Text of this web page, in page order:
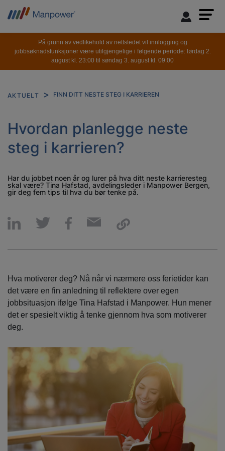
På grunn av vedlikehold av nettstedet vil innlogging og
jobbsøknadsfunksjoner være utilgjengelige i følgende periode: lørdag 2.
august kl. 23:00 til søndag 3. august kl. 09:00
AKTUELT FINN DITT NESTE STEG I KARRIEREN
Hvordan planlegge neste
steg i karrieren?
Har du jobbet noen år og lurer på hva ditt neste karrieresteg
skal være? Tina Hafstad, avdelingsleder i Manpower Bergen,
gir deg fem tips til hva du bør tenke på.
Hva motiverer deg? Nå når vi nærmere oss ferietider kan
det være en fin anledning til reflektere over egen
jobbsituasjon ifølge Tina Hafstad i Manpower. Hun mener
det er spesielt viktig å tenke gjennom hva som motiverer
deg.